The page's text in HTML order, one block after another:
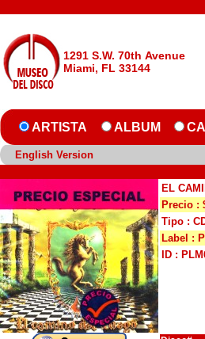
1291 S.W. 70th Avenue
Miami, FL 33144
ARTISTA ALBUM
English Version
EL
Precio :
Tipo :
Label :
ID :